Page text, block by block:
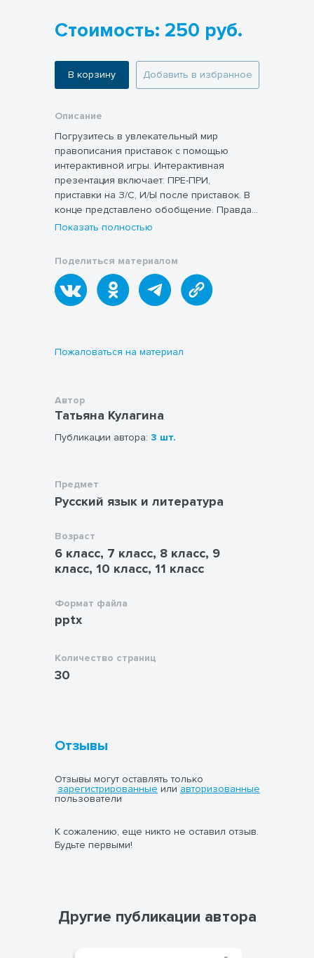
Стоимость: 250 руб.
В корзину Добавить в избранное
Описание
Погрузитесь в увлекательный мир
правописания приставок с помощью
интерактивной игры. Интерактивная
презентация включает: ПРЕ-ПРИ,
приставки на З/С, И/Ы после приставок. В
конце представлено обобщение. Правда
или ложь, "Своя игра" помогут отработать
Показать полностью
Поделиться материалом
Пожаловаться на материал
Автор
Татьяна Кулагина
Публикации автора: 3 шт.
Предмет
Русский язык и литература
Возраст
6 класс, 7 класс, 8 класс, 9
класс, 10 класс, 11 класс
Формат файла
pptx
Количество страниц
30
Отзывы
Отзывы могут оставлять только
зарегистрированные или авторизованные
пользователи
К сожалению, еще никто не оставил отзыв.
Будьте первыми!
Другие публикации автора